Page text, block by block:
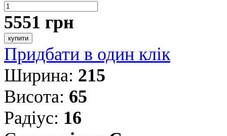
5551 грн
купити
Придбати в один клік
Ширина: 215
Висота: 65
Радіус: 16